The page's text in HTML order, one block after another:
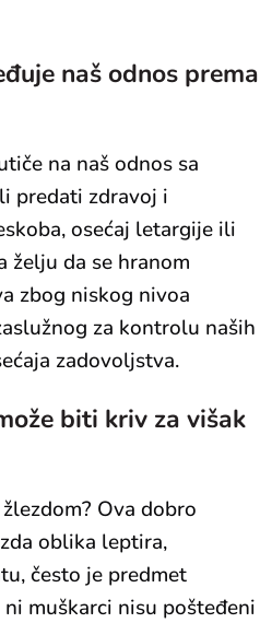
naš odnos prema
na naš odnos sa
predati zdravoj i
osećaj letargije ili
želju da se hranom
zbog niskog nivoa
za kontrolu naših
zadovoljstva.
biti kriv za višak
Ova dobro
oblika leptira,
često je predmet
muškarci nisu pošteđeni